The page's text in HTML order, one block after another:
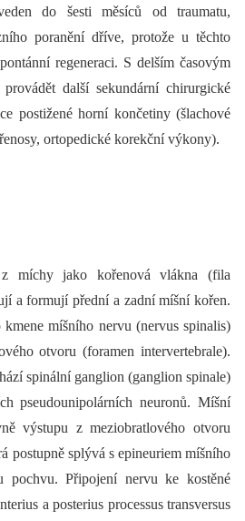
do šesti měsíců od traumatu,
poranění dříve, protože u těchto
regeneraci. S delším časovým
další sekundární chirurgické
postižené horní končetiny (šlachové
ortopedické korekční výkony).
míchy jako kořenová vlákna (fila
a formují přední a zadní míšní kořen.
míšního nervu (nervus spinalis)
otvoru (foramen intervertebrale).
spinální ganglion (ganglion spinale)
pseudounipolárních neuronů. Míšní
výstupu z meziobratlového otvoru
postupně splývá s epineuriem míšního
pochvu. Připojení nervu ke kostěné
a posterius processus transversus